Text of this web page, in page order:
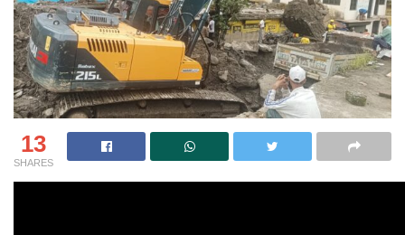
13
SHARES